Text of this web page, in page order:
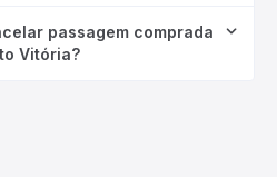
passagem comprada
Vitória?